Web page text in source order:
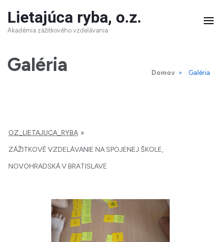
Skip
to
(Press
Enter)
Lietajúca ryba, o.z.
Akadémia zážitkového vzdelávania
Galéria Domov > Galéria
OZ_LIETAJUCA_RYBA »
ZÁŽITKOVÉ VZDELÁVANIE NA SPOJENEJ ŠKOLE,
NOVOHRADSKÁ V BRATISLAVE